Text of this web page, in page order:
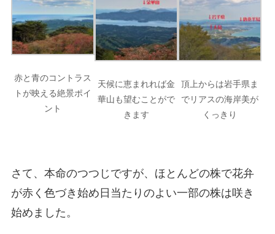
赤と青のコントラス
トが映える絶景ポイ
ント
天候に恵まれれば金
華山も望むことがで
きます
頂上からは岩手県ま
でリアスの海岸美が
くっきり
さて、本命のつつじですが、ほとんどの株で花弁
が赤く色づき始め日当たりのよい一部の株は咲き
始めました。